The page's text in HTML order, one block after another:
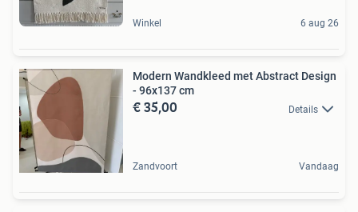
Winkel 6 aug 26
Modern Wandkleed met Abstract Design
- 96x137 cm
€ 35,00 Details
Zandvoort Vandaag